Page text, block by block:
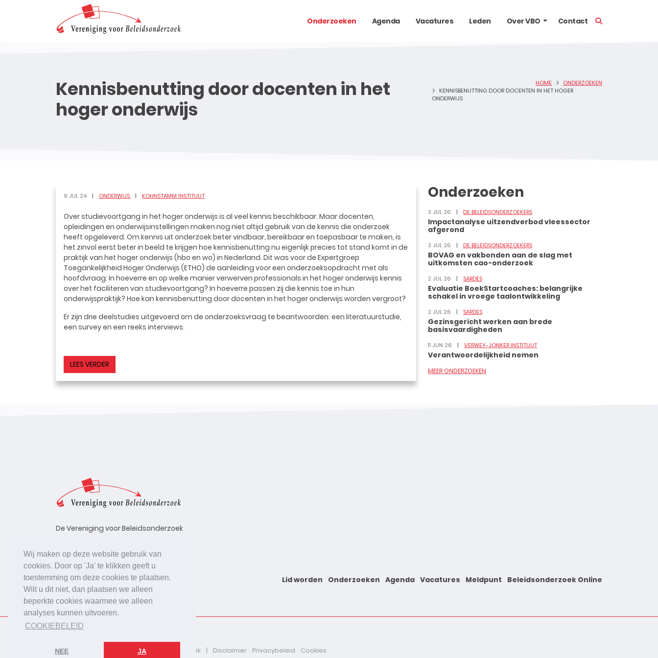
Wij maken op deze website gebruik van
cookies. Door op 'Ja' te klikken geeft u
toestemming om deze cookies te plaatsen.
Wilt u dit niet, dan plaatsen we alleen
beperkte cookies waarmee we alleen
analyses kunnen uitvoeren.
COOKIEBELEID
NEE JA
Onderzoeken Agenda Vacatures Leden Over VBO Contact
Kennisbenutting door docenten in het
hoger onderwijs
HOME
ONDERZOEKEN
KENNISBENUTTING DOOR DOCENTEN IN HET HOGER
ONDERWIJS
9 JUL 24 ONDERWIJS KOHNSTAMM INSTITUUT
Over studievoortgang in het hoger onderwijs is al veel kennis beschikbaar. Maar docenten,
opleidingen en onderwijsinstellingen maken nog niet altijd gebruik van de kennis die onderzoek
heeft opgeleverd. Om kennis uit onderzoek beter vindbaar, bereikbaar en toepasbaar te maken, is
het zinvol eerst beter in beeld te krijgen hoe kennisbenutting nu eigenlijk precies tot stand komt in de
praktijk van het hoger onderwijs (hbo en wo) in Nederland. Dit was voor de Expertgroep
Toegankelijkheid Hoger Onderwijs (ETHO) de aanleiding voor een onderzoeksopdracht met als
hoofdvraag: In hoeverre en op welke manier verwerven professionals in het hoger onderwijs kennis
over het faciliteren van studievoortgang? In hoeverre passen zij die kennis toe in hun
onderwijspraktijk? Hoe kan kennisbenutting door docenten in het hoger onderwijs worden vergroot?
Er zijn drie deelstudies uitgevoerd om de onderzoeksvraag te beantwoorden: een literatuurstudie,
een survey en een reeks interviews.
LEES VERDER
Onderzoeken
3 JUL 26 DE BELEIDSONDERZOEKERS
Impactanalyse uitzendverbod vleessector
afgerond
3 JUL 26 DE BELEIDSONDERZOEKERS
BOVAG en vakbonden aan de slag met
uitkomsten cao-onderzoek
2 JUL 26 SARDES
Evaluatie BoekStartcoaches: belangrijke
schakel in vroege taalontwikkeling
2 JUL 26 SARDES
Gezinsgericht werken aan brede
basisvaardigheden
11 JUN 26 VERWEY-JONKER INSTITUUT
Verantwoordelijkheid nemen
MEER ONDERZOEKEN
De Vereniging voor Beleidsonderzoek
bevorderen van beleidsonderzoek,
uitgevoerd in opdracht van
beleidsinstanties, uitvoerende
organisaties en bedrijfsleven.
Lid worden Onderzoeken Agenda Vacatures Meldpunt Beleidsonderzoek Online
2026 © De Vereniging voor Beleidsonderzoek Disclaimer Privacybeleid Cookies